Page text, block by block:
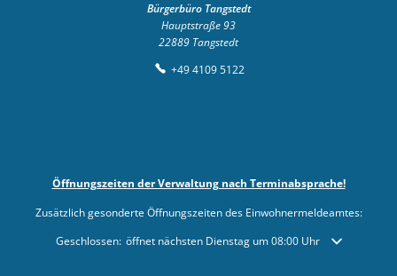
Bürgerbüro Tangstedt
Hauptstraße 93
22889 Tangstedt
+49 4109 5122
Öffnungszeiten der Verwaltung nach Terminabsprache!
Zusätzlich gesonderte Öffnungszeiten des Einwohnermeldeamtes:
Klicken, um weitere Öffnungs- oder Schließzeiten auszublenden
Geschlossen: öffnet nächsten Dienstag um 08:00 Uhr